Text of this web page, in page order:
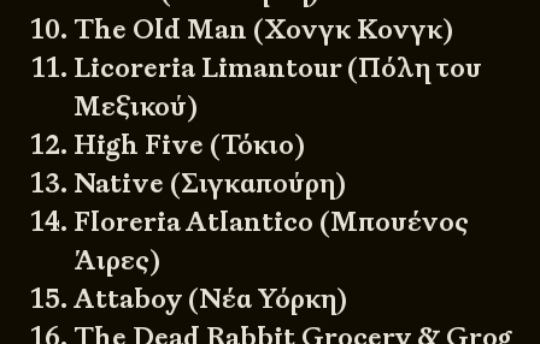
The Old Man (Χονγκ Κονγκ)
Licoreria Limantour (Πόλη του
Μεξικού)
High Five (Τόκιο)
Native (Σιγκαπούρη)
Floreria Atlantico (Μπουένος
Άιρες)
Attaboy (Νέα Υόρκη)